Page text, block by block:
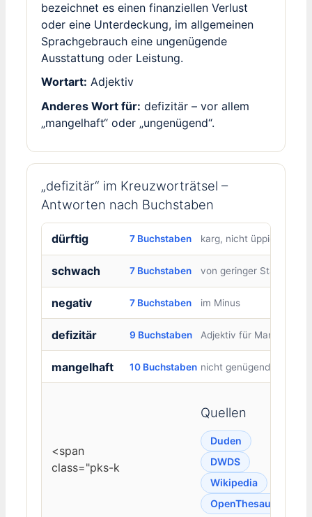
bezeichnet es einen finanziellen Verlust
oder eine Unterdeckung, im allgemeinen
Sprachgebrauch eine ungenügende
Ausstattung oder Leistung.
Wortart: Adjektiv
Anderes Wort für: defizitär – vor allem
„mangelhaft“ oder „ungenügend“.
„defizitär“ im Kreuzworträtsel –
Antworten nach Buchstaben
dürftig 7 Buchstaben karg, nicht üppig
schwach 7 Buchstaben von geringer Stärke
negativ 7 Buchstaben im Minus
defizitär 9 Buchstaben Adjektiv für Mangel
mangelhaft 10 Buchstaben nicht genügend
<span
class="pks-k
Quellen
Duden
DWDS
Wikipedia
OpenThesaurus